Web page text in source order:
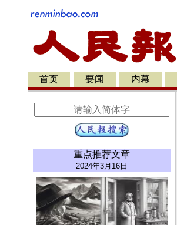
首页 要闻 内幕
重点推荐文章
2024年3月16日